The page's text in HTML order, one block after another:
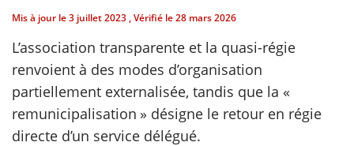
publique
Mis à jour le3 juillet 2023 , Vérifié le28 mars 2026
L’association transparente et la quasi-régie
renvoient à des modes d’organisation
partiellement externalisée, tandis que la «
remunicipalisation » désigne le retour en régie
directe d’un service délégué.